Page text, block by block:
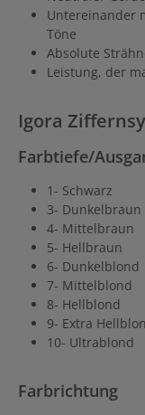
Untereinander
Töne
Absolute
Leistung, der
Igora
Farbtiefe/
1- Schwarz
3- Dunkelbraun
4- Mittelbraun
5- Hellbraun
6- Dunkelblond
7- Mittelblond
8- Hellblond
9- Extra
10- Ultrablond
Farbrichtung